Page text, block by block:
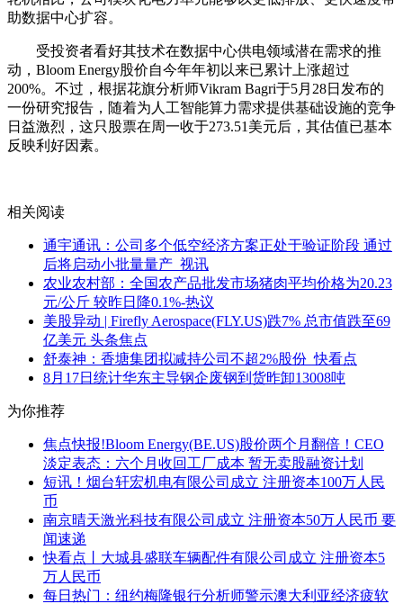
助数据中心扩容。
受投资者看好其技术在数据中心供电领域潜在需求的推
动，Bloom Energy股价自今年年初以来已累计上涨超过
200%。不过，根据花旗分析师Vikram Bagri于5月28日发布的
一份研究报告，随着为人工智能算力需求提供基础设施的竞争
日益激烈，这只股票在周一收于273.51美元后，其估值已基本
反映利好因素。
相关阅读
通宇通讯：公司多个低空经济方案正处于验证阶段 通过
后将启动小批量量产_视讯
农业农村部：全国农产品批发市场猪肉平均价格为20.23
元/公斤 较昨日降0.1%-热议
美股异动 | Firefly Aerospace(FLY.US)跌7% 总市值跌至69
亿美元 头条焦点
舒泰神：香塘集团拟减持公司不超2%股份_快看点
8月17日统计华东主导钢企废钢到货昨卸13008吨
为你推荐
焦点快报!Bloom Energy(BE.US)股价两个月翻倍！CEO
淡定表态：六个月收回工厂成本 暂无卖股融资计划
短讯！烟台轩宏机电有限公司成立 注册资本100万人民
币
南京晴天激光科技有限公司成立 注册资本50万人民币 要
闻速递
快看点丨大城县盛联车辆配件有限公司成立 注册资本5
万人民币
每日热门：纽约梅隆银行分析师警示澳大利亚经济疲软